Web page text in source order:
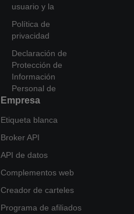
usuario y la
Política de
privacidad
Declaración de
Protección de
Información
Personal de
Empresa
Etiqueta blanca
Broker API
API de datos
Complementos web
Creador de carteles
Programa de afiliados